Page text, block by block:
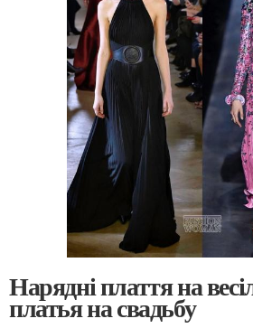
Нарядні плаття на
платья на свадьбу